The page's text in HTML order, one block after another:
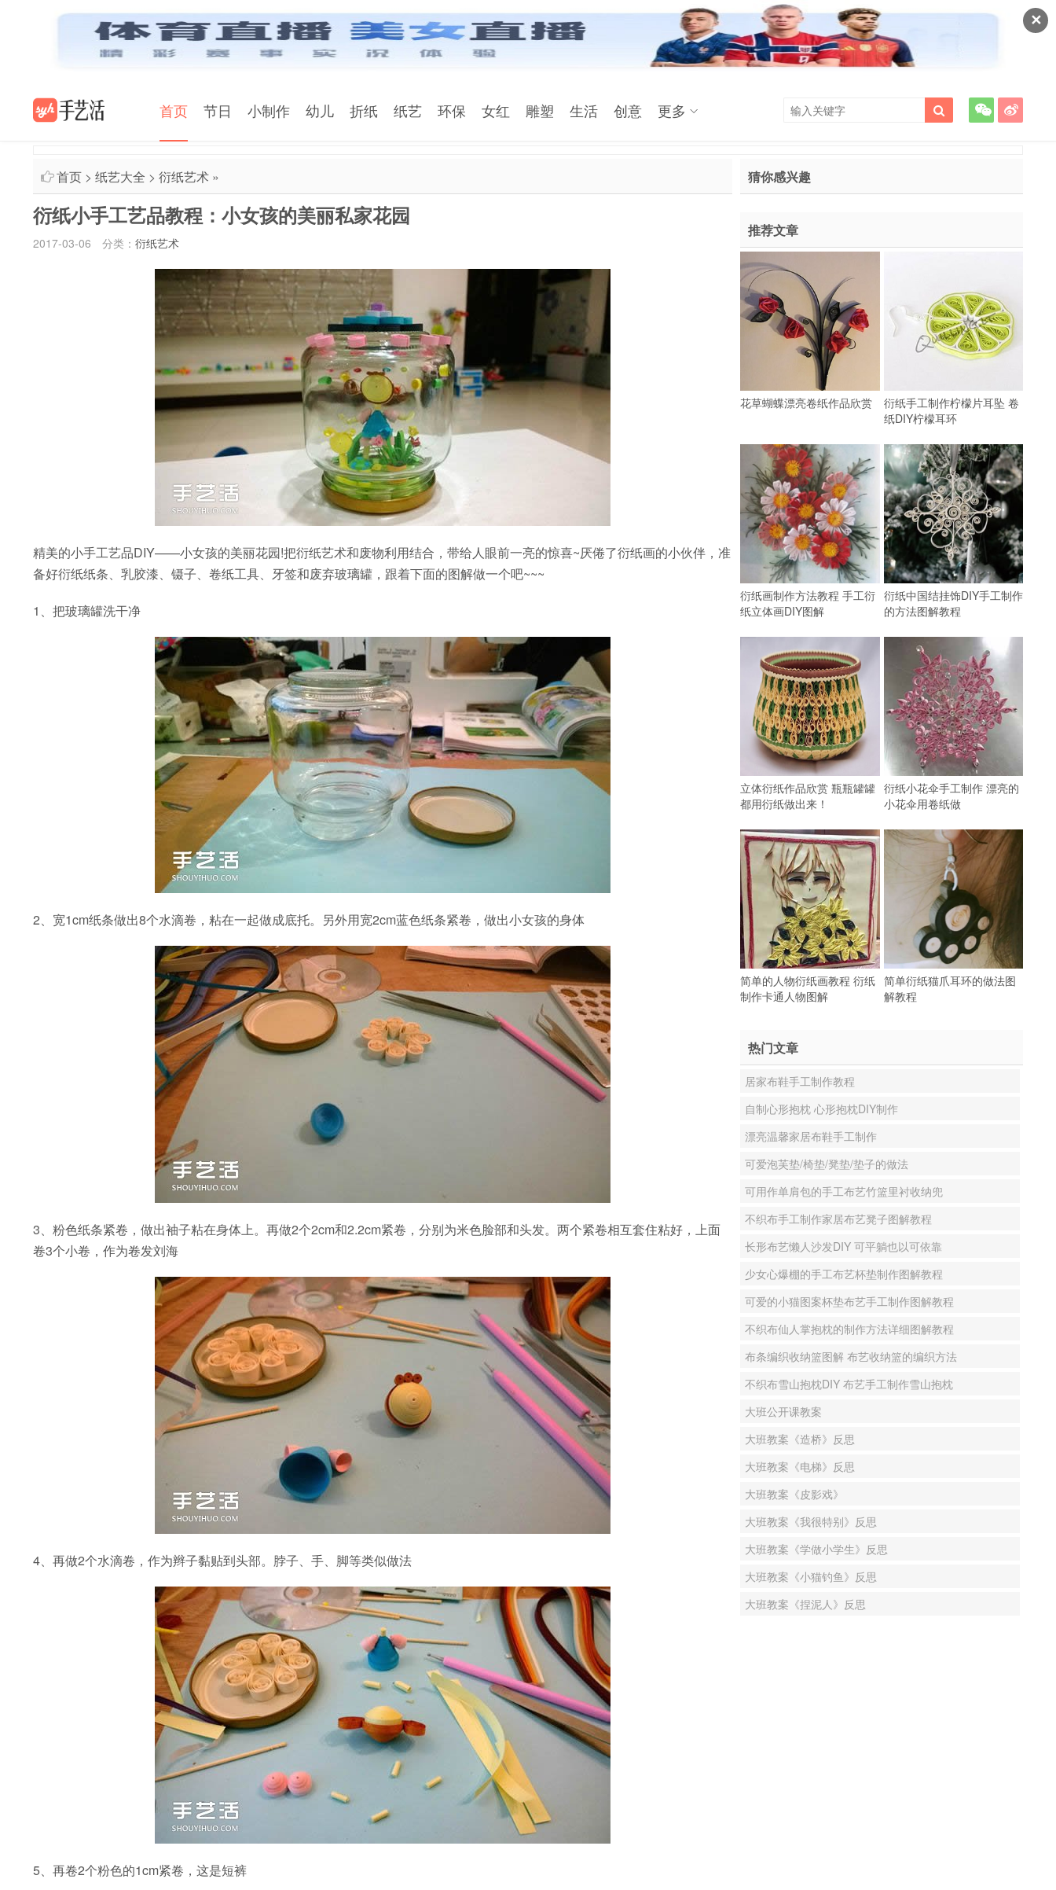
✕
首页 节日 小制作 幼儿 折纸 纸艺 环保 女红 雕塑 生活 创意 更多
首页 > 纸艺大全 > 衍纸艺术 »
衍纸小手工艺品教程：小女孩的美丽私家花园
2017-03-06 分类： 衍纸艺术
精美的小手工艺品DIY——小女孩的美丽花园!把衍纸艺术和废物利用结合，带给人眼前一亮的惊喜~厌倦了衍纸画的小伙伴，准
备好衍纸纸条、乳胶漆、镊子、卷纸工具、牙签和废弃玻璃罐，跟着下面的图解做一个吧~~~
1、把玻璃罐洗干净
2、宽1cm纸条做出8个水滴卷，粘在一起做成底托。另外用宽2cm蓝色纸条紧卷，做出小女孩的身体
3、粉色纸条紧卷，做出袖子粘在身体上。再做2个2cm和2.2cm紧卷，分别为米色脸部和头发。两个紧卷相互套住粘好，上面
卷3个小卷，作为卷发刘海
4、再做2个水滴卷，作为辫子黏贴到头部。脖子、手、脚等类似做法
5、再卷2个粉色的1cm紧卷，这是短裤
猜你感兴趣
推荐文章
花草蝴蝶漂亮卷纸作品欣赏
衍纸手工制作柠檬片耳坠 卷
纸DIY柠檬耳环
衍纸画制作方法教程 手工衍
纸立体画DIY图解
衍纸中国结挂饰DIY手工制作
的方法图解教程
立体衍纸作品欣赏 瓶瓶罐罐
都用衍纸做出来！
衍纸小花伞手工制作 漂亮的
小花伞用卷纸做
简单的人物衍纸画教程 衍纸
制作卡通人物图解
简单衍纸猫爪耳环的做法图
解教程
热门文章
居家布鞋手工制作教程
自制心形抱枕 心形抱枕DIY制作
漂亮温馨家居布鞋手工制作
可爱泡芙垫/椅垫/凳垫/垫子的做法
可用作单肩包的手工布艺竹篮里衬收纳兜
不织布手工制作家居布艺凳子图解教程
长形布艺懒人沙发DIY 可平躺也以可依靠
少女心爆棚的手工布艺杯垫制作图解教程
可爱的小猫图案杯垫布艺手工制作图解教程
不织布仙人掌抱枕的制作方法详细图解教程
布条编织收纳篮图解 布艺收纳篮的编织方法
不织布雪山抱枕DIY 布艺手工制作雪山抱枕
大班公开课教案
大班教案《造桥》反思
大班教案《电梯》反思
大班教案《皮影戏》
大班教案《我很特别》反思
大班教案《学做小学生》反思
大班教案《小猫钓鱼》反思
大班教案《捏泥人》反思